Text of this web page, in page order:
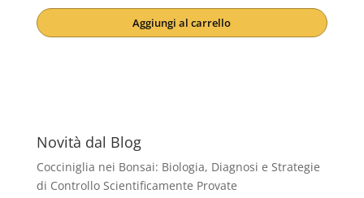
prezzoprezzo
attualeAggiungi al carrello
Novità dal Blog
Cocciniglia nei Bonsai: Biologia, Diagnosi e Strategie
di Controllo Scientificamente Provate